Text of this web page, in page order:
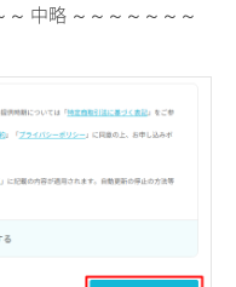
中略 ～～～～～～～